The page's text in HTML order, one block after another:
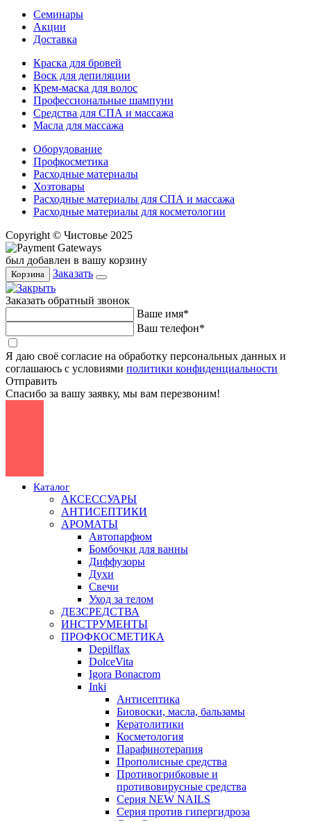
Семинары
Акции
Доставка
Краска для бровей
Воск для депиляции
Крем-маска для волос
Профессиональные шампуни
Средства для СПА и массажа
Масла для массажа
Оборудование
Профкосметика
Расходные материалы
Хозтовары
Расходные материалы для СПА и массажа
Расходные материалы для косметологии
Copyright © Чистовье 2025
был добавлен в вашу корзину
Корзина Заказать
Заказать обратный звонок
Ваше имя*
Ваш телефон*
Я даю своё согласие на обработку персональных данных и
соглашаюсь с условиями политики конфиденциальности
Отправить
Спасибо за вашу заявку, мы вам перезвоним!
Каталог
АКСЕССУАРЫ
АНТИСЕПТИКИ
АРОМАТЫ
Автопарфюм
Бомбочки для ванны
Диффузоры
Духи
Свечи
Уход за телом
ДЕЗСРЕДСТВА
ИНСТРУМЕНТЫ
ПРОФКОСМЕТИКА
Depilflax
DolceVita
Igora Bonacrom
Inki
Антисептика
Биовоски, масла, бальзамы
Кератолитики
Косметология
Парафинотерапия
Прополисные средства
Противогрибковые и
противовирусные средства
Серия NEW NAILS
Серия против гипергидроза